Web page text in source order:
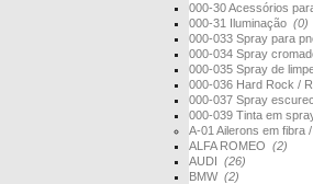
000-30 Acessórios
000-31 Iluminação (0)
000-033 Spray para
000-034 Spray
000-035 Spray de
000-036 Hard Rock /
000-037 Spray
000-039 Tinta em
A-01 Ailerons em fibra
ALFA ROMEO (2)
AUDI (26)
BMW (2)